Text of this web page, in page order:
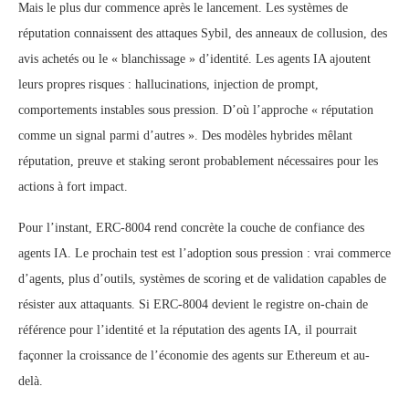
Mais le plus dur commence après le lancement. Les systèmes de
réputation connaissent des attaques Sybil, des anneaux de collusion, des
avis achetés ou le « blanchissage » d’identité. Les agents IA ajoutent
leurs propres risques : hallucinations, injection de prompt,
comportements instables sous pression. D’où l’approche « réputation
comme un signal parmi d’autres ». Des modèles hybrides mêlant
réputation, preuve et staking seront probablement nécessaires pour les
actions à fort impact.
Pour l’instant, ERC-8004 rend concrète la couche de confiance des
agents IA. Le prochain test est l’adoption sous pression : vrai commerce
d’agents, plus d’outils, systèmes de scoring et de validation capables de
résister aux attaquants. Si ERC-8004 devient le registre on-chain de
référence pour l’identité et la réputation des agents IA, il pourrait
façonner la croissance de l’économie des agents sur Ethereum et au-
delà.